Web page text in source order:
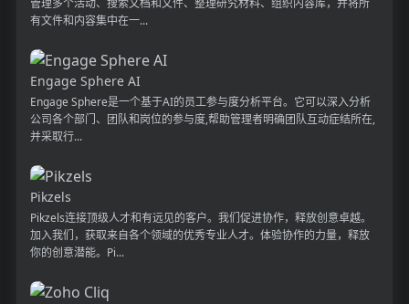
管理多个活动、搜索文档和文件、整理研究材料、组织内容库，并将所
有文件和内容集中在一...
Engage Sphere AI
Engage Sphere是一个基于AI的员工参与度分析平台。它可以深入分析
公司各个部门、团队和岗位的参与度,帮助管理者明确团队互动症结所在,
并采取行...
Pikzels
Pikzels连接顶级人才和有远见的客户。我们促进协作，释放创意卓越。
加入我们，获取来自各个领域的优秀专业人才。体验协作的力量，释放
你的创意潜能。Pi...